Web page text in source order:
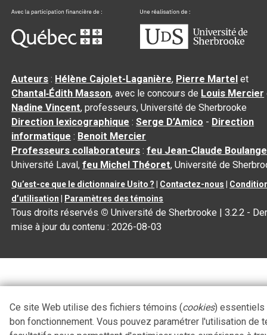
Auteurs : Hélène Cajolet-Laganière, Pierre Martel et
Chantal‑Édith Masson, avec le concours de Louis Mercier
Nadine Vincent, professeurs, Université de Sherbrooke
Direction lexicographique :Serge D’Amico - Direction
informatique : Benoit Mercier
Professeurs collaborateurs :feu Jean-Claude
Université Laval,feu Michel Théoret, Université de
Qu’est-ce que le dictionnaire Usito ? Contactez-nous
d’utilisation
Paramètres des témoins
Tous droits réservés © Université de Sherbrooke |3.2.2 -
mise à jour du contenu :2026-08-03
Ce site Web utilise des fichiers témoins (cookies) essentiels
bon fonctionnement. Vous pouvez paramétrer l'utilisation de